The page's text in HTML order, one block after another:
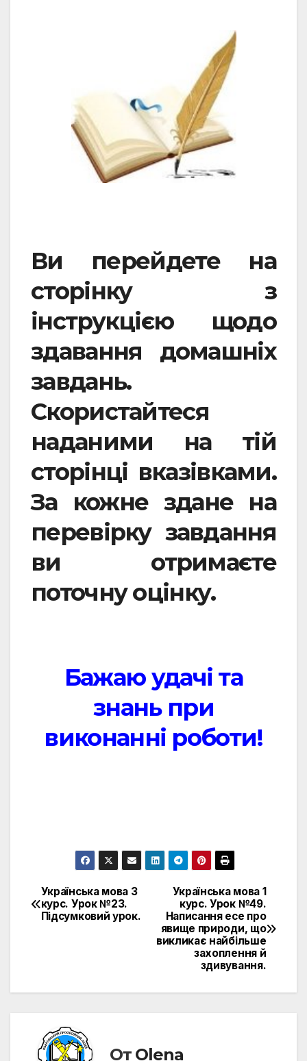
Ви перейдете на
сторінку з
інструкцією щодо
здавання домашніх
завдань.
Скористайтеся
наданими на тій
сторінці вказівками.
За кожне здане на
перевірку завдання
ви отримаєте
поточну оцінку.
Бажаю удачі та
знань при
виконанні роботи!
Навигация
по
Українська мова 1
курс. Урок №49.
Написання есе про
явище природи, що
викликає найбільше
захоплення й
здивування.
Українська мова 3
курс. Урок №23.
Підсумковий урок.
От Olena